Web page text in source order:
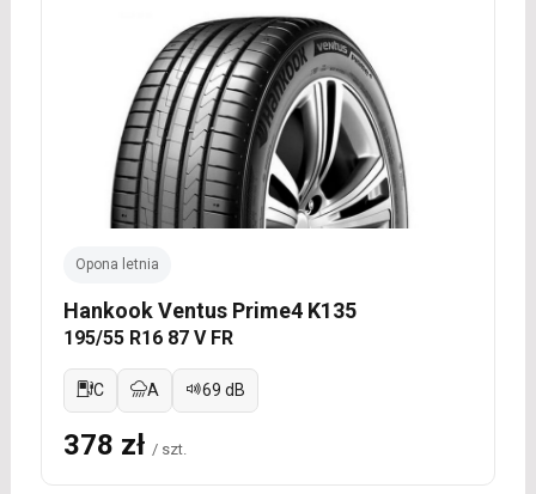
Opona letnia
Hankook Ventus Prime4 K135
195/55 R16 87 V FR
C A 69 dB
378 zł / szt.